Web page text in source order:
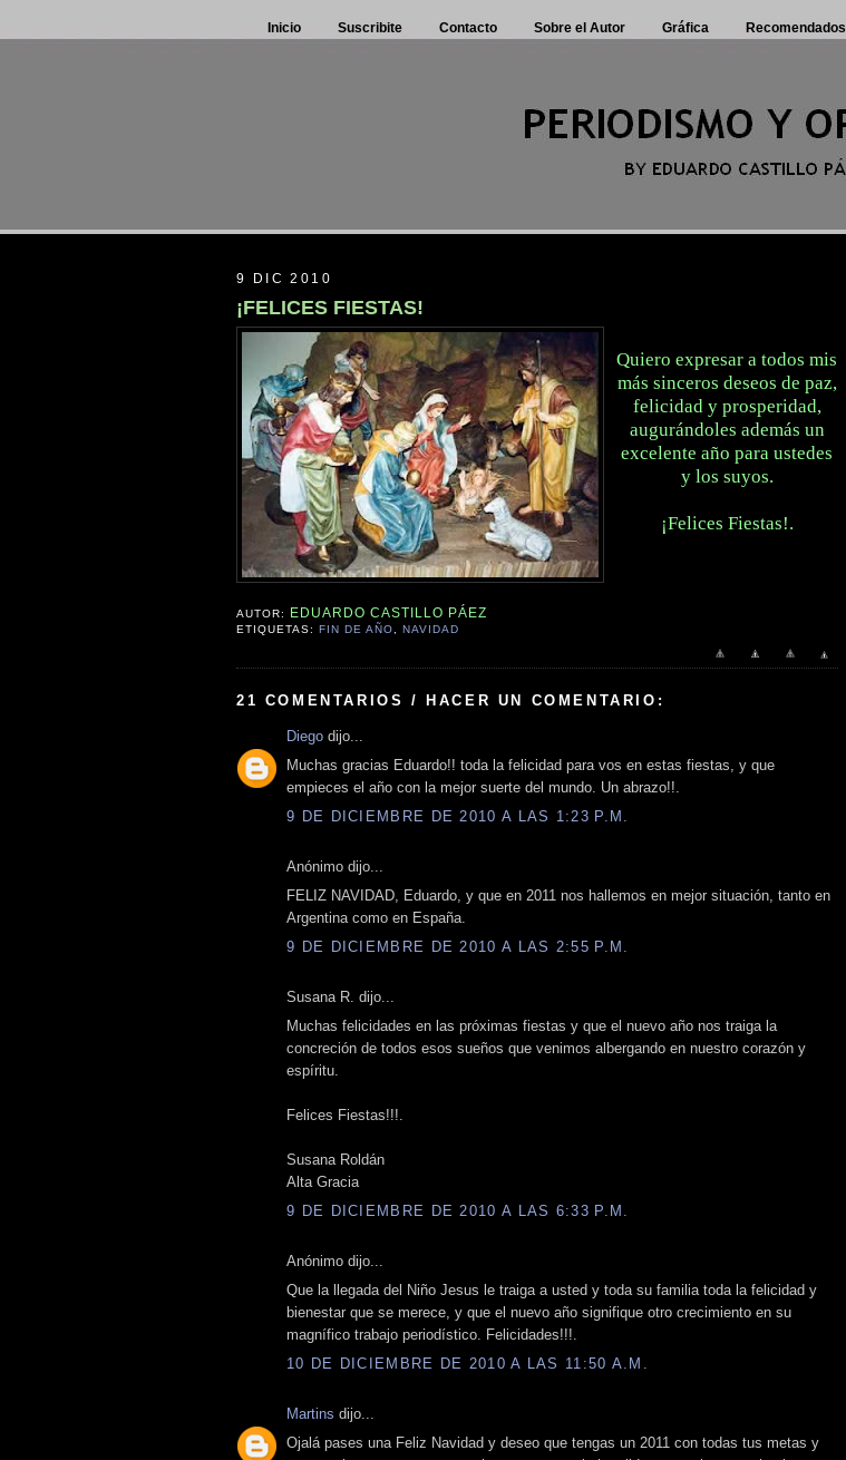
Inicio Suscribite Contacto Sobre el Autor Gráfica Recomendados
9 DIC 2010
¡FELICES FIESTAS!
Quiero expresar a todos mis
más sinceros deseos de paz,
felicidad y prosperidad,
augurándoles además un
excelente año para ustedes
y los suyos.
¡Felices Fiestas!.
AUTOR: EDUARDO CASTILLO PÁEZ
ETIQUETAS:FIN DE AÑO ,NAVIDAD
21 COMENTARIOS / HACER UN COMENTARIO:
Diego dijo...
Muchas gracias Eduardo!! toda la felicidad para vos en estas fiestas, y que
empieces el año con la mejor suerte del mundo. Un abrazo!!.
9 DE DICIEMBRE DE 2010 A LAS 1:23 P.M.
Anónimo dijo...
FELIZ NAVIDAD, Eduardo, y que en 2011 nos hallemos en mejor situación, tanto en
Argentina como en España.
9 DE DICIEMBRE DE 2010 A LAS 2:55 P.M.
Susana R. dijo...
Muchas felicidades en las próximas fiestas y que el nuevo año nos traiga la
concreción de todos esos sueños que venimos albergando en nuestro corazón y
espíritu.
Felices Fiestas!!!.
Susana Roldán
Alta Gracia
9 DE DICIEMBRE DE 2010 A LAS 6:33 P.M.
Anónimo dijo...
Que la llegada del Niño Jesus le traiga a usted y toda su familia toda la felicidad y
bienestar que se merece, y que el nuevo año signifique otro crecimiento en su
magnífico trabajo periodístico. Felicidades!!!.
10 DE DICIEMBRE DE 2010 A LAS 11:50 A.M.
Martins dijo...
Ojalá pases una Feliz Navidad y deseo que tengas un 2011 con todas tus metas y